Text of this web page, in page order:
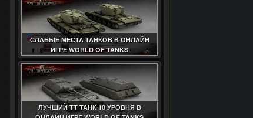
СЛАБЫЕ МЕСТА ТАНКОВ В ОНЛАЙН
ИГРЕ WORLD OF TANKS
ЛУЧШИЙ ТТ ТАНК 10 УРОВНЯ В